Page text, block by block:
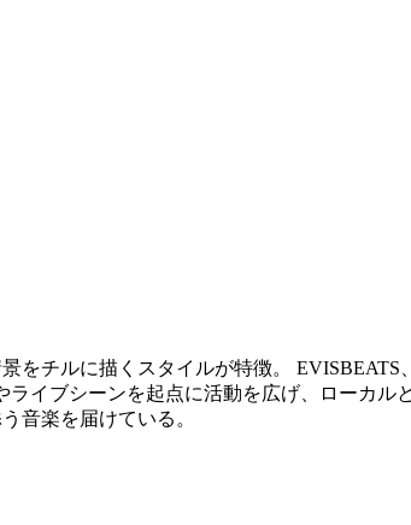
チルに描くスタイルが特徴。 EVISBEATS
ライブシーンを起点に活動を広げ、ローカ
音楽を届けている。